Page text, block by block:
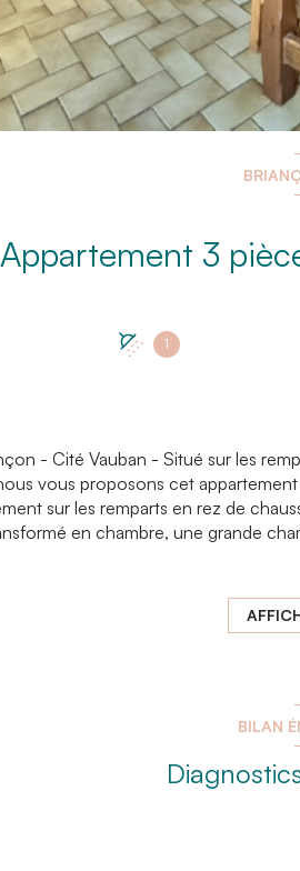
1
- Cité Vauban - Situé sur les
vous proposons cet
sur les remparts en rez de
en chambre, une grande
travaux de rénovation afin de lui
un garage à proximité en
BILAN